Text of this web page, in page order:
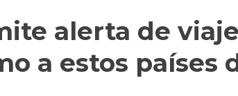
alerta de
a estos países